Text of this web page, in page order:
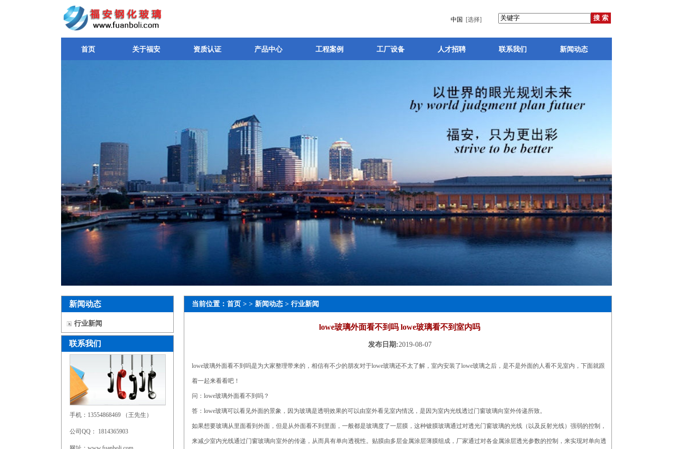
中国 [选择]
首页 关于福安 资质认证 产品中心 工程案例 工厂设备 人才招聘 联系我们 新闻动态
新闻动态
行业新闻
联系我们
手机：13554868469 （王先生）
公司QQ： 1814365903
当前位置： 首页 > > 新闻动态 > 行业新闻
lowe玻璃外面看不到吗 lowe玻璃看不到室内吗
发布日期:2019-08-07
lowe玻璃外面看不到吗是为大家整理带来的，相信有不少的朋友对于lowe玻璃还不太了解，室内安装了lowe玻璃之后，是不是外面的人看不见室内，下面就跟
着一起来看看吧！
问：lowe玻璃外面看不到吗？
答：lowe玻璃可以看见外面的景象，因为玻璃是透明效果的可以由室外看见室内情况，是因为室内光线透过门窗玻璃向室外传递所致。
如果想要玻璃从里面看到外面，但是从外面看不到里面，一般都是玻璃度了一层膜，这种镀膜玻璃通过对透光门窗玻璃的光线（以及反射光线）强弱的控制，
来减少室内光线通过门窗玻璃向室外的传递，从而具有单向透视性。贴膜由多层金属涂层薄膜组成，厂家通过对各金属涂层透光参数的控制，来实现对单向透